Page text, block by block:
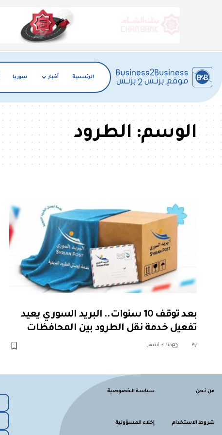
الرئيسية أخبار سوريا
الوسم:الطرود
بعد توقف 10 سنوات.. البريد السوري يعيد
تفعيل خدمة نقل الطرود بين المحافظات
By منذ 3 أشهر
من نحن سياسة الخصوصية
شروط الاستخدام إخلاء المسؤولية